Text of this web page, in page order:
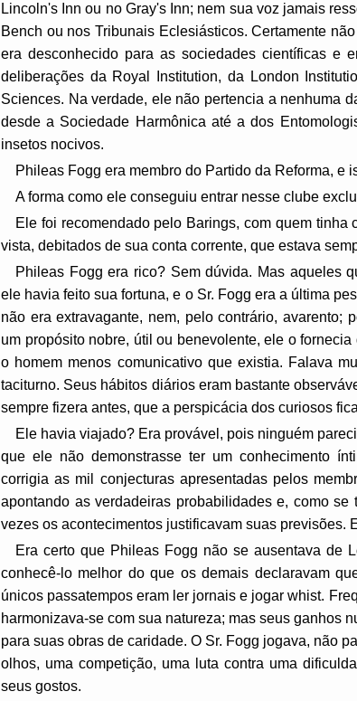
Lincoln's Inn ou no Gray's Inn; nem sua voz jamais
Bench ou nos Tribunais Eclesiásticos. Certamente
era desconhecido para as sociedades científicas e
deliberações da Royal Institution, da London
Sciences. Na verdade, ele não pertencia a nenhuma
desde a Sociedade Harmônica até a dos
insetos nocivos.
Phileas Fogg era membro do Partido da Reforma, e
A forma como ele conseguiu entrar nesse clube
Ele foi recomendado pelo Barings, com quem
vista, debitados de sua conta corrente, que estava
Phileas Fogg era rico? Sem dúvida. Mas aqueles
ele havia feito sua fortuna, e o Sr. Fogg era a última
não era extravagante, nem, pelo contrário,
um propósito nobre, útil ou benevolente, ele o
o homem menos comunicativo que existia. Falava
taciturno. Seus hábitos diários eram bastante
sempre fizera antes, que a perspicácia dos curiosos
Ele havia viajado? Era provável, pois ninguém
que ele não demonstrasse ter um conhecimento
corrigia as mil conjecturas apresentadas pelos
apontando as verdadeiras probabilidades e, como
vezes os acontecimentos justificavam suas previsões.
Era certo que Phileas Fogg não se ausentava de
conhecê-lo melhor do que os demais declaravam
únicos passatempos eram ler jornais e jogar whist.
harmonizava-se com sua natureza; mas seus ganhos
para suas obras de caridade. O Sr. Fogg jogava, não
olhos, uma competição, uma luta contra uma
seus gostos.